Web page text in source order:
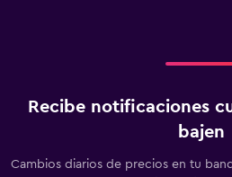
Recibe notificaciones
bajen
Cambios diarios de precios en tu